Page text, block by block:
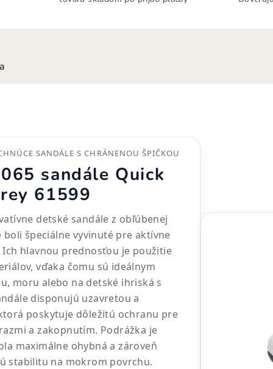
SANDÁLE S CHRÁNENOU ŠPIČKOU
sandále Quick
61599
detské sandále z obľúbenej
špeciálne vyvinuté pre aktívne
hlavnou prednosťou je použitie
vďaka čomu sú ideálnym
moru alebo na detské ihriská s
disponujú uzavretou a
poskytuje dôležitú ochranu pre
a zakopnutím. Podrážka je
maximálne ohybná a zároveň
stabilitu na mokrom povrchu.